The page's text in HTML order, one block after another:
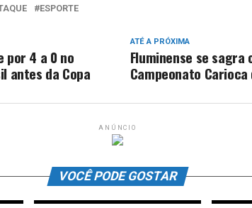
ESPORTE
ATÉ A PRÓXIMA
Fluminense se sagra
Campeonato Carioca
por 4 a 0 no
antes da Copa
ANÚNCIO
VOCÊ PODE GOSTAR